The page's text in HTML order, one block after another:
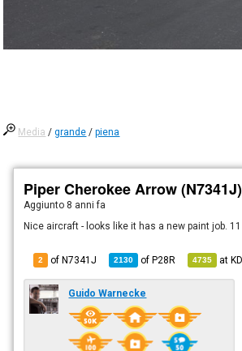
Media /grande /piena
Piper Cherokee Arrow (N7341J)
Aggiunto 8 anni fa
Nice aircraft - looks like it has a new paint job. 11
2 of N7341J 2130 ofP28R 4735 at
Guido Warnecke